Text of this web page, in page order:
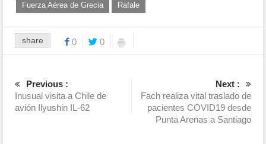
Fuerza Aérea de Grecia
Rafale
share 0 0
Previous :
Inusual visita a Chile de
avión Ilyushin IL-62
Next :
Fach realiza vital traslado de
pacientes COVID19 desde
Punta Arenas a Santiago